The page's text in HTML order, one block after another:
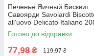
Печенье Яичный Бисквит
Савоярди Savoiardi
all'uovo Delicato Italiano
Испания
Готово до відправки
77,98 ₴ 119,97 ₴